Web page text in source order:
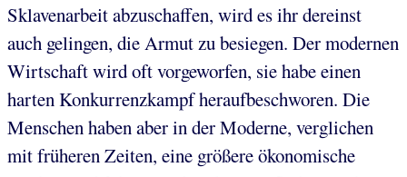
Sklavenarbeit abzuschaffen, wird es ihr dereinst
auch gelingen, die Armut zu besiegen. Der modernen
Wirtschaft wird oft vorgeworfen, sie habe einen
harten Konkurrenzkampf heraufbeschworen. Die
Menschen haben aber in der Moderne, verglichen
mit früheren Zeiten, eine größere ökonomische